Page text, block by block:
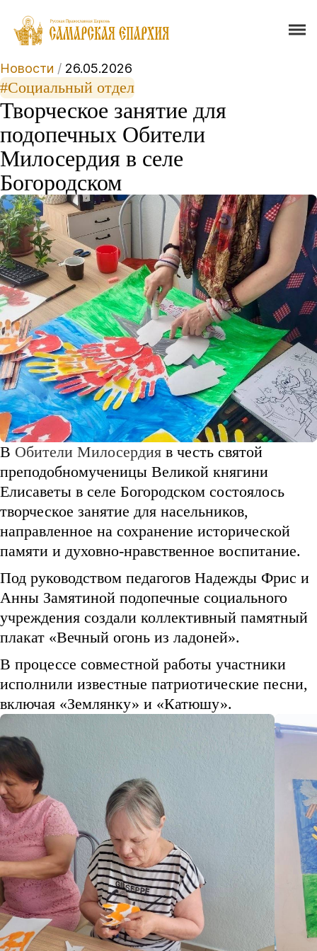
Новости / 26.05.2026
#Социальный отдел
Творческое занятие для
подопечных Обители
Милосердия в селе
Богородском
В Обители Милосердия в честь святой
преподобномученицы Великой княгини
Елисаветы в селе Богородском состоялось
творческое занятие для насельников,
направленное на сохранение исторической
памяти и духовно-нравственное воспитание.
Под руководством педагогов Надежды Фрис и
Анны Замятиной подопечные социального
учреждения создали коллективный памятный
плакат «Вечный огонь из ладоней».
В процессе совместной работы участники
исполнили известные патриотические песни,
включая «Землянку» и «Катюшу».